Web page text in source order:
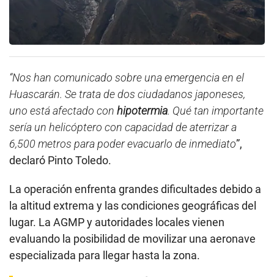
“Nos han comunicado sobre una emergencia en el
Huascarán. Se trata de dos ciudadanos japoneses,
uno está afectado con hipotermia. Qué tan importante
sería un helicóptero con capacidad de aterrizar a
6,500 metros para poder evacuarlo de inmediato”,
declaró Pinto Toledo.
La operación enfrenta grandes dificultades debido a
la altitud extrema y las condiciones geográficas del
lugar. La AGMP y autoridades locales vienen
evaluando la posibilidad de movilizar una aeronave
especializada para llegar hasta la zona.